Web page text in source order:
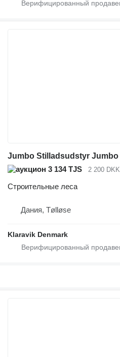
Jumbo Stilladsudstyr Jumbo
3 134 TJS
2 200 DKK
Строительные леса
Дания, Tølløse
Klaravik Denmark